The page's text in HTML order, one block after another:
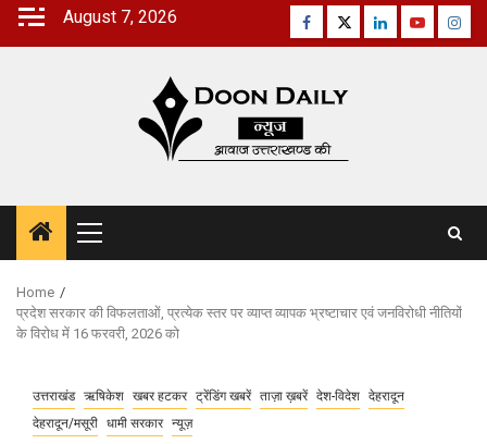
Skip
August 7, 2026 Facebook
TwitterLinkedinYoutube
Primary
Menu
Home
प्रदेश सरकार की विफलताओं, प्रत्येक स्तर पर व्याप्त व्यापक भ्रष्टाचार एवं जनविरोधी नीतियों
के विरोध में 16 फरवरी, 2026 को
उत्तराखंड ऋषिकेश खबर हटकर ट्रेंडिंग खबरें ताज़ा ख़बरें देश-विदेश देहरादून
देहरादून/मसूरी धामी सरकार न्यूज़